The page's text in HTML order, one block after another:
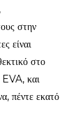
στην
είναι
στο
EVA, και
πέντε εκατό